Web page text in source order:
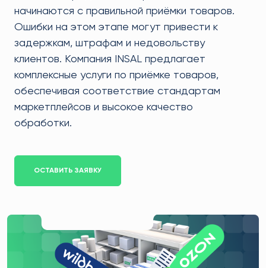
начинаются с правильной приёмки товаров.
Ошибки на этом этапе могут привести к
задержкам, штрафам и недовольству
клиентов. Компания INSAL предлагает
комплексные услуги по приёмке товаров,
обеспечивая соответствие стандартам
маркетплейсов и высокое качество
обработки.​
ОСТАВИТЬ ЗАЯВКУ